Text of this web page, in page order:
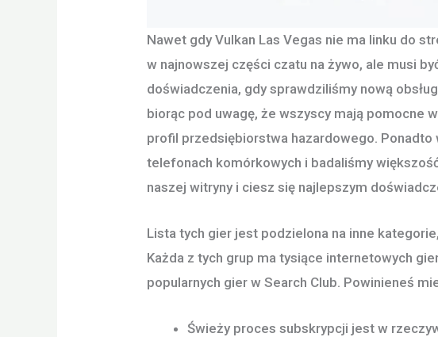
Nawet gdy Vulkan Las Vegas nie ma linku do
w najnowszej części czatu na żywo, ale musi
doświadczenia, gdy sprawdziliśmy nową
biorąc pod uwagę, że wszyscy mają pomocne
profil przedsiębiorstwa hazardowego. Ponadto
telefonach komórkowych i badaliśmy
naszej witryny i ciesz się najlepszym
Lista tych gier jest podzielona na inne
Każda z tych grup ma tysiące internetowych
popularnych gier w Search Club. Powinieneś
Świeży proces subskrypcji jest w